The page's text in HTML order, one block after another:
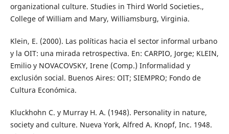
organizational culture. Studies in Third World Societies.,
College of William and Mary, Williamsburg, Virginia.
Klein, E. (2000). Las políticas hacia el sector informal urbano
y la OIT: una mirada retrospectiva. En: CARPIO, Jorge; KLEIN,
Emilio y NOVACOVSKY, Irene (Comp.) Informalidad y
exclusión social. Buenos Aires: OIT; SIEMPRO; Fondo de
Cultura Económica.
Kluckhohn C. y Murray H. A. (1948). Personality in nature,
society and culture. Nueva York, Alfred A. Knopf, Inc. 1948.